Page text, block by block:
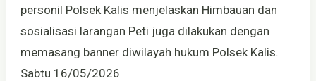
personil Polsek Kalis menjelaskan Himbauan dan
sosialisasi larangan Peti juga dilakukan dengan
memasang banner diwilayah hukum Polsek Kalis.
Sabtu 16/05/2026